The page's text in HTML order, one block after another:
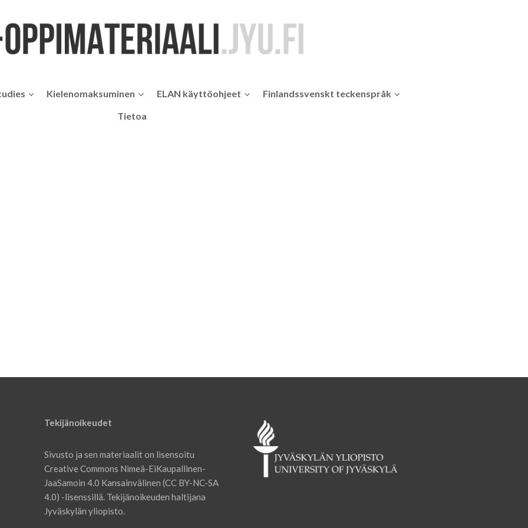
Kielenomaksuminen ELAN käyttöohjeet
Finlandssvenskt teckenspråk
Tietoa
Tekijänoikeudet
Sivusto ja sen materiaalit on lisensoitu
Creative Commons Nimeä-EiKaupallinen-
JaaSamoin 4.0 Kansainvälinen (CC BY-NC-SA
4.0) -lisenssillä. Tekijänoikeuden haltijana
Jyväskylän yliopisto.